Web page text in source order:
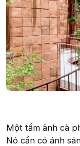
Một tấm ảnh cà
Nó cần có ánh